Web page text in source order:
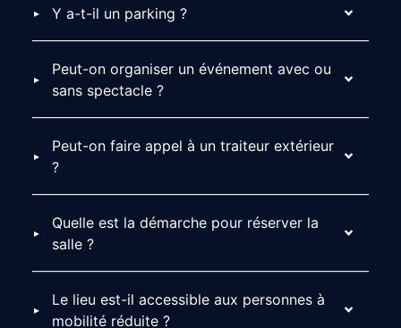
Y a-t-il un parking ?
Peut-on organiser un événement avec ou
sans spectacle ?
Peut-on faire appel à un traiteur extérieur
?
Quelle est la démarche pour réserver la
salle ?
Le lieu est-il accessible aux personnes à
mobilité réduite ?